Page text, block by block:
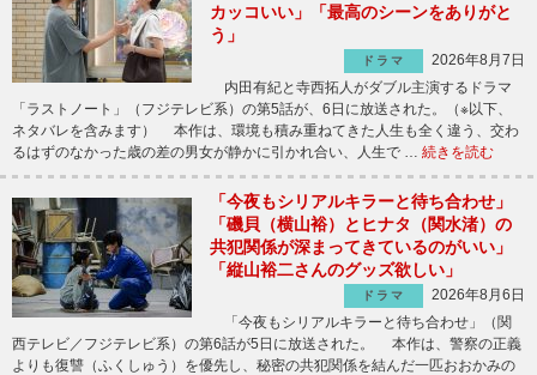
カッコいい」「最高のシーンをありがと
う」
ドラマ
2026年8月7日
内田有紀と寺西拓人がダブル主演するドラマ
「ラストノート」（フジテレビ系）の第5話が、6日に放送された。（※以下、
ネタバレを含みます） 本作は、環境も積み重ねてきた人生も全く違う、交わ
るはずのなかった歳の差の男女が静かに引かれ合い、人生で … 続きを読む
「今夜もシリアルキラーと待ち合わせ」
「磯貝（横山裕）とヒナタ（関水渚）の
共犯関係が深まってきているのがいい」
「縦山裕二さんのグッズ欲しい」
ドラマ
2026年8月6日
「今夜もシリアルキラーと待ち合わせ」（関
西テレビ／フジテレビ系）の第6話が5日に放送された。 本作は、警察の正義
よりも復讐（ふくしゅう）を優先し、秘密の共犯関係を結んだ一匹おおかみの